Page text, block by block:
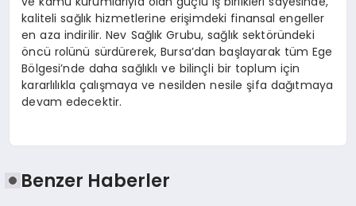
kaliteli sağlık hizmetlerine erişimdeki finansal engeller
en aza indirilir. Nev Sağlık Grubu, sağlık sektöründeki
öncü rolünü sürdürerek, Bursa’dan başlayarak tüm Ege
Bölgesi’nde daha sağlıklı ve bilinçli bir toplum için
kararlılıkla çalışmaya ve nesilden nesile şifa dağıtmaya
devam edecektir.
Benzer Haberler